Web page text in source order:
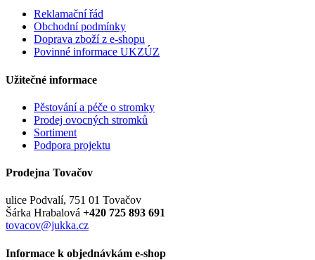
Reklamační řád
Obchodní podmínky
Doprava zboží z e-shopu
Povinné informace UKZÚZ
Užitečné informace
Pěstování a péče o stromky
Prodej ovocných stromků
Sortiment
Podpora projektu
Prodejna Tovačov
ulice Podvalí, 751 01 Tovačov
Šárka Hrabalová +420 725 893 691
tovacov@jukka.cz
Informace k objednávkám e-shop